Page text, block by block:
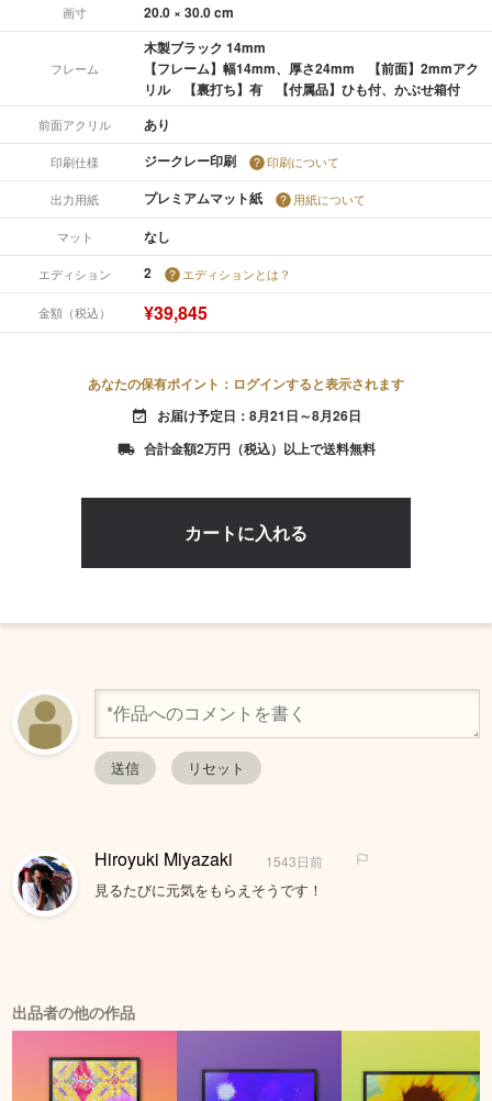
画寸 20.0 × 30.0 cm
フレーム
木製ブラック 14mm
【フレーム】幅14mm、厚さ24mm 【前面】2mmアク
リル 【裏打ち】有 【付属品】ひも付、かぶせ箱付
前面アクリル あり
印刷仕様 ジークレー印刷 印刷について
出力用紙 プレミアムマット紙 用紙について
マット なし
エディション 2 エディションとは？
金額（税込） ¥39,845
あなたの保有ポイント：ログインすると表示されます
event_available お届け予定日：8月21日～8月26日
local_shipping 合計金額2万円（税込）以上で送料無料
Hiroyuki Miyazaki 1543日前
見るたびに元気をもらえそうです！
出品者の他の作品